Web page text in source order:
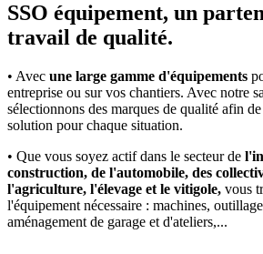
SSO équipement, un
travail de qualité.
• Avec une large gamme d'équipements
entreprise ou sur vos chantiers. Avec notre
sélectionnons des marques de qualité afin
solution pour chaque situation.
• Que vous soyez actif dans le secteur de
construction, de l'automobile, des
l'agriculture, l'élevage et le vitigole, vous
l'équipement nécessaire : machines,
aménagement de garage et d'ateliers,...